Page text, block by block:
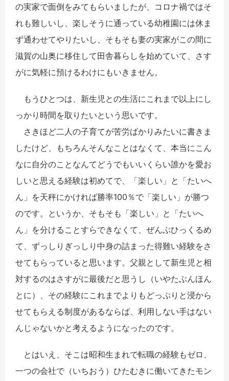
の実家で面倒をみてもらいましたが、コロナ禍ではそ
れも難しいし、楽しそうに通っている幼稚園には休ま
ず通わせてやりたいし、そもそも妻の実家がこの間に
滋賀の山奥に移住して田舎暮らしを始めていて、さす
がに気軽に預けるわけにもいきません。
もうひとつは、新生児との生活にこれまで以上にし
っかり時間を取りたいという思いです。
さきほど二人の子育てが苦労ばかりみたいに書きま
したけど、もちろんそんなことはなくて、本当にこん
なに自分のことなんてどうでもいいくらい誰かを愛お
しいと思える経験は初めてで、「楽しい」と「たいへ
ん」を天秤にかければ勝率100％で「楽しい」が勝つ
のです。というか、そもそも「楽しい」と「たいへ
ん」を分けることすらできなくて、ぜんぶひっくるめ
て、ずっしりぎっしり中身の詰まった得難い経験をさ
せてもらっていると思います。父親として新生児と相
対するのはさすがに最後だと思うし（いやたぶんほん
とに）、その経験にこれまでよりもどっぷりと浸から
せてもらえる制度があるならば、利用しない手はない
んじゃないかと考えるようになったのです。
とはいえ、そこは昭和生まれで転職の経験もゼロ、
一つの会社で（いちおう）ひたむきに働いてきたモン